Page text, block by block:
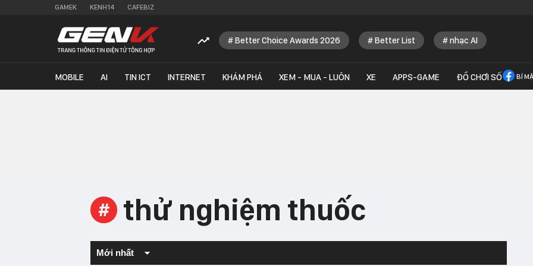
GAMEK KENH14 CAFEBIZ
Better Choice Awards 2026 Better List nhạc AI
MOBILE AI TIN ICT INTERNET KHÁM PHÁ XEM - MUA - LUÔN XE APPS-GAME ĐỒ CHƠI SỐ BÍ
# thử nghiệm thuốc
Mới nhất